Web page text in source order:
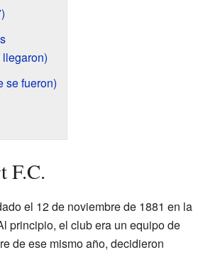
se fueron)
F.C.
el 12 de noviembre de 1881 en la
principio, el club era un equipo de
de ese mismo año, decidieron